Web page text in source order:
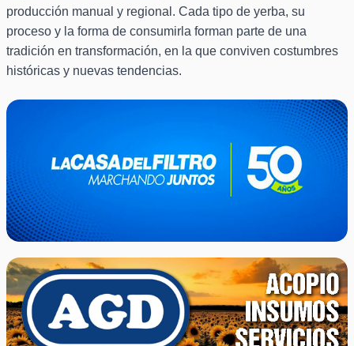
producción manual y regional. Cada tipo de yerba, su
proceso y la forma de consumirla forman parte de una
tradición en transformación, en la que conviven costumbres
históricas y nuevas tendencias.